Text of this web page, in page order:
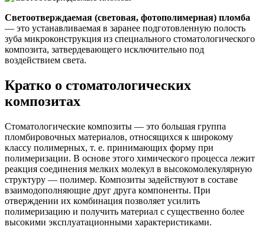
Светоотверждаемая (световая, фотополимерная) пломба
— это устанавливаемая в заранее подготовленную полость
зуба микроконструкция из специального стоматологического
композита, затвердевающего исключительно под
воздействием света.
Кратко о стоматологических
композитах
Стоматологические композиты — это большая группа
пломбировочных материалов, относящихся к широкому
классу полимерных, т. е. принимающих форму при
полимеризации. В основе этого химического процесса лежит
реакция соединения мелких молекул в высокомолекулярную
структуру — полимер. Композиты задействуют в составе
взаимодополняющие друг друга компоненты. При
отверждении их комбинация позволяет усилить
полимеризацию и получить материал с существенно более
высокими эксплуатационными характеристиками.